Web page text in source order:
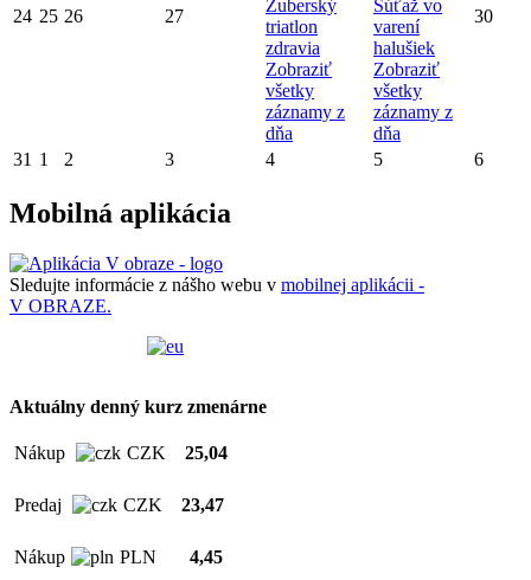
24 25 26 27
Zuberský
triatlon
zdravia
Zobraziť
všetky
záznamy z
dňa
Súťaž vo
varení
halušiek
Zobraziť
všetky
záznamy z
dňa
30
31 1 2 3 4 5 6
Mobilná aplikácia
Sledujte informácie z nášho webu v mobilnej aplikácii -
V OBRAZE.
Aktuálny denný kurz zmenárne
Nákup CZK 25,04
Predaj CZK 23,47
Nákup PLN 4,45